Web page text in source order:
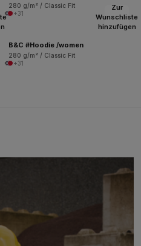
280 g/m² / Classic Fit
+31
Zur
Wunschliste
hinzufügen
B&C #Hoodie /women
280 g/m² / Classic Fit
+31